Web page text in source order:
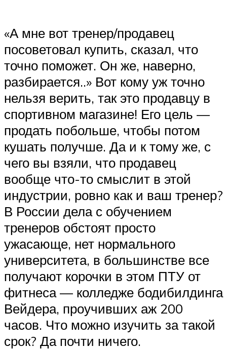
«А мне вот тренер/продавец
посоветовал купить, сказал, что
точно поможет. Он же, наверно,
разбирается..» Вот кому уж точно
нельзя верить, так это продавцу в
спортивном магазине! Его цель —
продать побольше, чтобы потом
кушать получше. Да и к тому же, с
чего вы взяли, что продавец
вообще что-то смыслит в этой
индустрии, ровно как и ваш тренер?
В России дела с обучением
тренеров обстоят просто
ужасающе, нет нормального
университета, в большинстве все
получают корочки в этом ПТУ от
фитнеса — колледже бодибилдинга
Вейдера, проучивших аж 200
часов. Что можно изучить за такой
срок? Да почти ничего.